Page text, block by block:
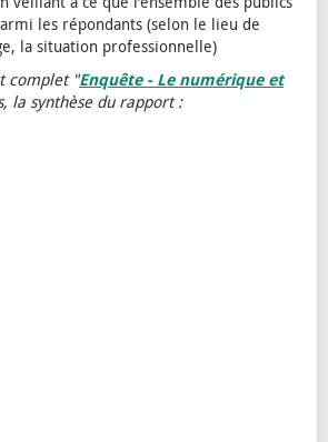
les répondants (selon le lieu de
la situation professionnelle)
complet "Enquête - Le numérique et
la synthèse du rapport :